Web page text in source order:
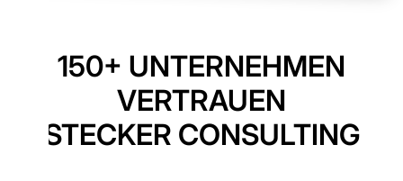
150+ UNTERNEHMEN
VERTRAUEN
STECKER CONSULTING